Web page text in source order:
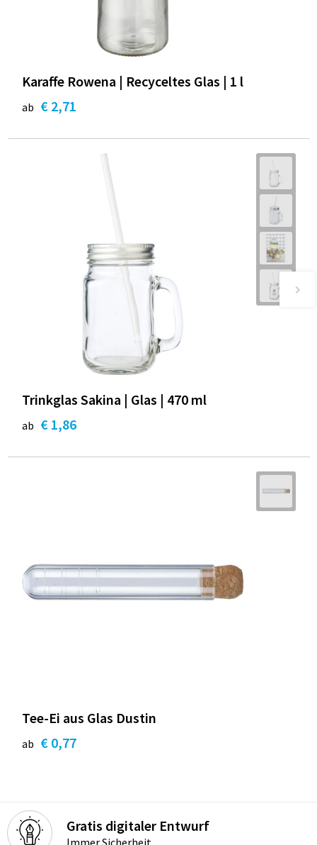
Karaffe Rowena | Recyceltes Glas | 1 l
ab € 2,71
Trinkglas Sakina | Glas | 470 ml
ab € 1,86
Tee-Ei aus Glas Dustin
ab € 0,77
Gratis digitaler Entwurf
Immer Sicherheit